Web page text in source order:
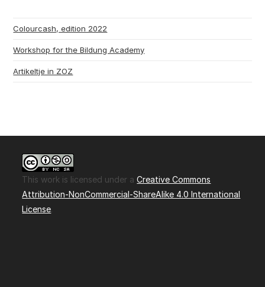
Colourcash, edition 2022
Workshop for the Bildung Academy
Artikeltje in ZOZ
This work is licensed under aCreative Commons
Attribution-NonCommercial-ShareAlike 4.0 International
License.